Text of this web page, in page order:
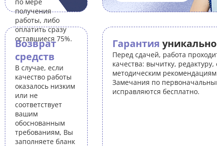
получения
работы, либо
оплатить сразу
оставшиеся 75%.
Возврат
средств
В случае, если
качество работы
оказалось низким
или не
соответствует
вашим
обоснованным
требованиям, Вы
заполняете бланк
Гарантия
Перед сдачей, работа
качества: вычитку, редактуру,
методическим
Замечания по
исправляются бесплатно.